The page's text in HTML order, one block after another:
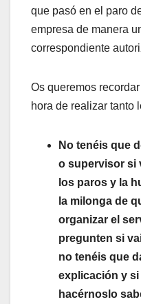
que pasó en el paro
empresa de manera
correspondiente
Os queremos
hora de realizar tanto
No tenéis que
o supervisor si
los paros y la
la milonga de
organizar el
pregunten si
no tenéis que
explicación y
hacérnoslo